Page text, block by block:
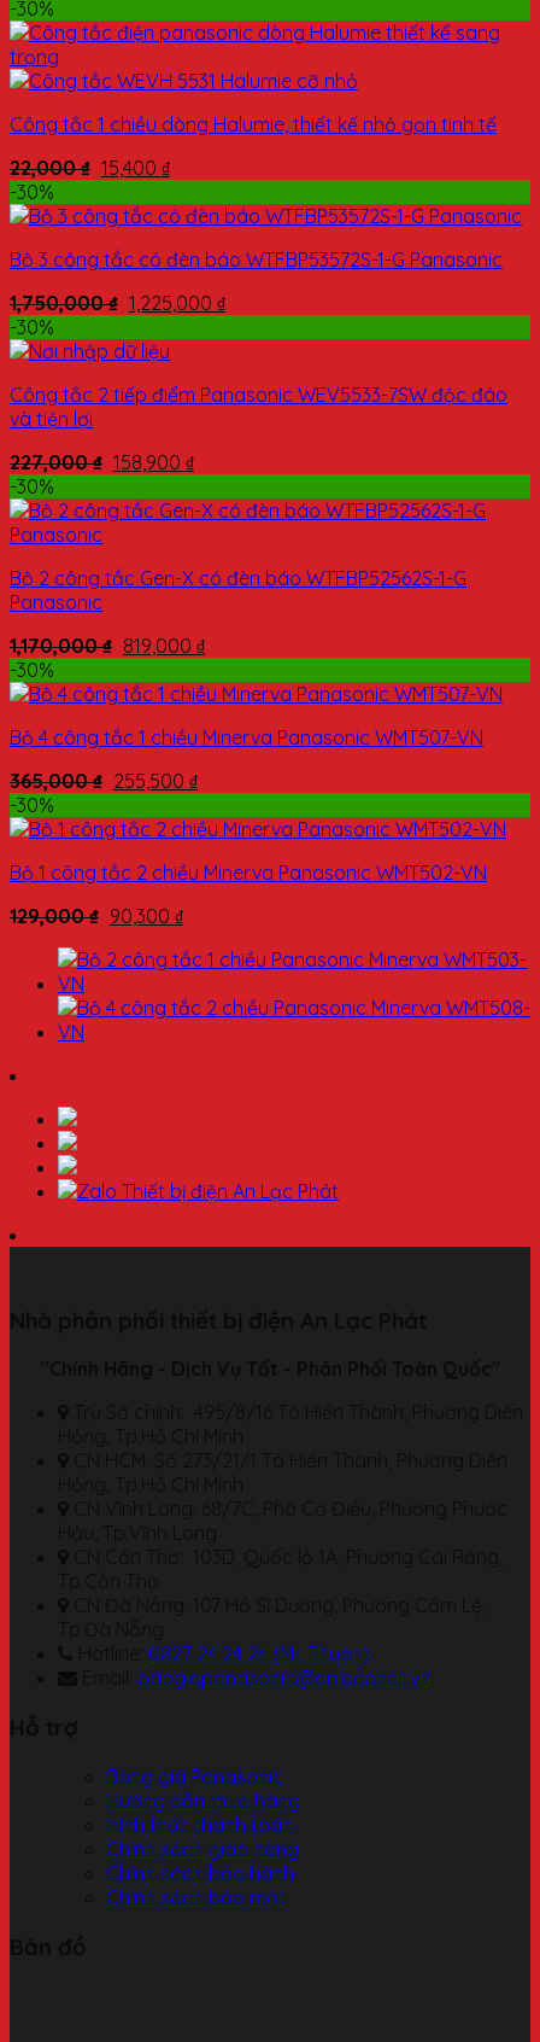
-30%
Công tắc 1 chiều dòng Halumie, thiết kế nhỏ gọn tinh tế
22,000₫ 15,400 ₫
-30%
Bộ 3 công tắc có đèn báo WTFBP53572S-1-G Panasonic
1,750,000₫ 1,225,000 ₫
-30%
Công tắc 2 tiếp điểm Panasonic WEV5533-7SW độc đáo
và tiện lợi
227,000₫ 158,900 ₫
-30%
Bộ 2 công tắc Gen-X có đèn báo WTFBP52562S-1-G
Panasonic
1,170,000₫ 819,000 ₫
-30%
Bộ 4 công tắc 1 chiều Minerva Panasonic WMT507-VN
365,000₫ 255,500 ₫
-30%
Bộ 1 công tắc 2 chiều Minerva Panasonic WMT502-VN
129,000₫ 90,300 ₫
0827 24 24 24 (Mr. Thuận)
baogiapanasonic@anlacphat.vn
Bảng giá Panasonic
Hướng dẫn mua hàng
Hình thức thanh toán
Chính sách giao hàng
Chính sách bảo hành
Chính sách bảo mật